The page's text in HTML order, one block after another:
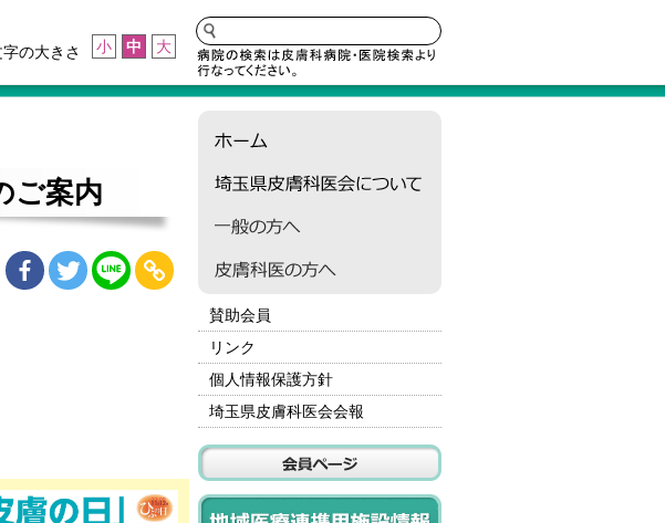
の大きさ 小 中 大
ご案内
賛助会員
リンク
個人情報保護方針
埼玉県皮膚科医会会報